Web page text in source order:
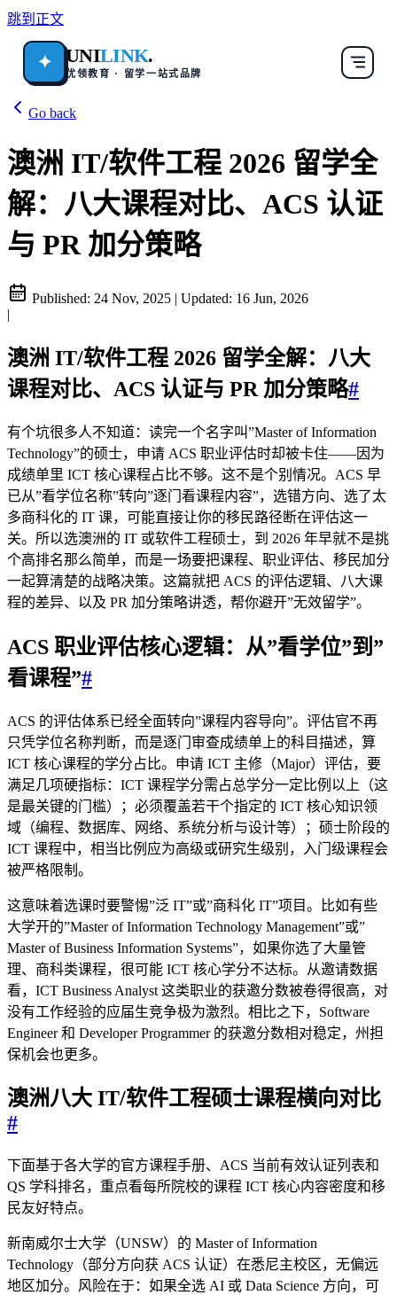
跳到正文
✦ UNILINK.
优领教育 · 留学一站式品牌
Go back
澳洲 IT/软件工程 2026 留学全
解：八大课程对比、ACS 认证
与 PR 加分策略
Published: 24 Nov, 2025 | Updated: 16 Jun, 2026
|
澳洲 IT/软件工程 2026 留学全解：八大
课程对比、ACS 认证与 PR 加分策略#
有个坑很多人不知道：读完一个名字叫”Master of Information
Technology”的硕士，申请 ACS 职业评估时却被卡住——因为
成绩单里 ICT 核心课程占比不够。这不是个别情况。ACS 早
已从”看学位名称”转向”逐门看课程内容”，选错方向、选了太
多商科化的 IT 课，可能直接让你的移民路径断在评估这一
关。所以选澳洲的 IT 或软件工程硕士，到 2026 年早就不是挑
个高排名那么简单，而是一场要把课程、职业评估、移民加分
一起算清楚的战略决策。这篇就把 ACS 的评估逻辑、八大课
程的差异、以及 PR 加分策略讲透，帮你避开”无效留学”。
ACS 职业评估核心逻辑：从”看学位”到”
看课程”#
ACS 的评估体系已经全面转向”课程内容导向”。评估官不再
只凭学位名称判断，而是逐门审查成绩单上的科目描述，算
ICT 核心课程的学分占比。申请 ICT 主修（Major）评估，要
满足几项硬指标：ICT 课程学分需占总学分一定比例以上（这
是最关键的门槛）；必须覆盖若干个指定的 ICT 核心知识领
域（编程、数据库、网络、系统分析与设计等）；硕士阶段的
ICT 课程中，相当比例应为高级或研究生级别，入门级课程会
被严格限制。
这意味着选课时要警惕”泛 IT”或”商科化 IT”项目。比如有些
大学开的”Master of Information Technology Management”或”
Master of Business Information Systems”，如果你选了大量管
理、商科类课程，很可能 ICT 核心学分不达标。从邀请数据
看，ICT Business Analyst 这类职业的获邀分数被卷得很高，对
没有工作经验的应届生竞争极为激烈。相比之下，Software
Engineer 和 Developer Programmer 的获邀分数相对稳定，州担
保机会也更多。
澳洲八大 IT/软件工程硕士课程横向对比
#
下面基于各大学的官方课程手册、ACS 当前有效认证列表和
QS 学科排名，重点看每所院校的课程 ICT 核心内容密度和移
民友好特点。
新南威尔士大学（UNSW）的 Master of Information
Technology（部分方向获 ACS 认证）在悉尼主校区，无偏远
地区加分。风险在于：如果全选 AI 或 Data Science 方向，可